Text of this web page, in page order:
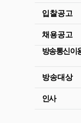
입찰공고
채용공고
방송통신이
방송대상
인사